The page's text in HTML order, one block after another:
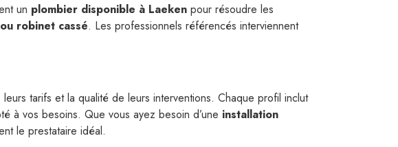
un plombier disponible à Laeken pour résoudre les
robinet cassé. Les professionnels référencés interviennent
tarifs et la qualité de leurs interventions. Chaque profil inclut
à vos besoins. Que vous ayez besoin d’une installation
le prestataire idéal.